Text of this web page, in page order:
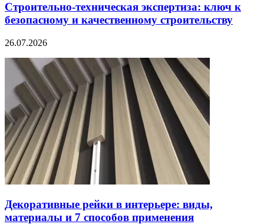
Строительно‑техническая экспертиза: ключ к
безопасному и качественному строительству
26.07.2026
Декоративные рейки в интерьере: виды,
материалы и 7 способов применения